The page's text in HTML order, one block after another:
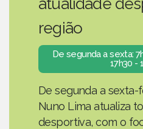
atualidade
região
De segunda a sexta:
17h30 -
De segunda a sexta-
Nuno Lima atualiza
desportiva, com o